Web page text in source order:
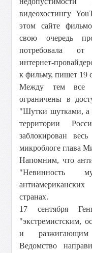
видеохостингу
этом сайте
свою очередь
потребовала от
интернет-
к фильму, пишет 19
Между тем все
ограничены в
"Шутки шутками, а
территории
заблокирован
микроблоге глава
Напомним, что
"Невинность
странах.
17 сентября
"экстремистским,
и разжигающим
Ведомство